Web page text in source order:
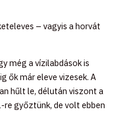
– vagyis a horvát
még a vízilabdások is
ők már eleve vizesek. A
hűlt le, délután viszont a
győztünk, de volt ebben